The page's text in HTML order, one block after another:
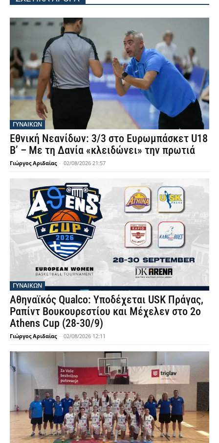
ΓΥΝΑΙΚΩΝ
Εθνική Νεανίδων: 3/3 στο Ευρωμπάσκετ U18
Β’ – Με τη Δανία «κλειδώνει» την πρωτιά
Γιώργος Αριδαίας - 02/08/2026 21:57
ΓΥΝΑΙΚΩΝ
Αθηναϊκός Qualco: Υποδέχεται USK Πράγας,
Ραπίντ Βουκουρεστίου και Μέχελεν στο 2ο
Athens Cup (28-30/9)
Γιώργος Αριδαίας - 02/08/2026 12:11